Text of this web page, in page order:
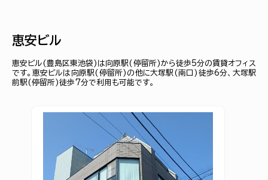
恵安ビル
恵安ビル(豊島区東池袋)は向原駅(停留所)から徒歩5分の賃貸オフィス
です。恵安ビルは向原駅(停留所)の他に大塚駅(南口)徒歩6分、大塚駅
前駅(停留所)徒歩7分で利用も可能です。